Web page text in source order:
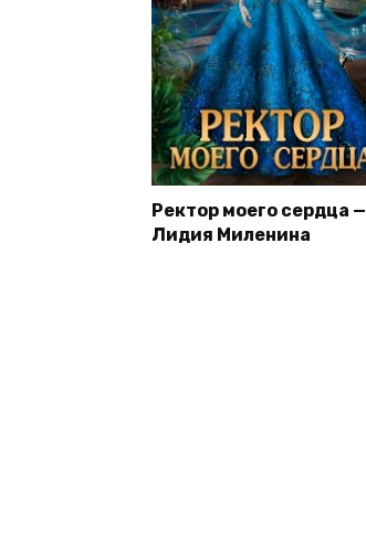
Ректор моего сердца —
Лидия Миленина